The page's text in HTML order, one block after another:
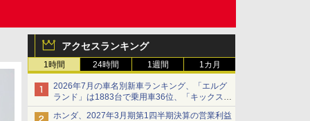
アクセスランキング
1時間 24時間 1週間 1カ月
2026年7月の車名別新車ランキング、「エルグ
ランド」は1883台で乗用車36位、「キックス」
は2591台で27位に
ホンダ、2027年3月期第1四半期決算の営業利益